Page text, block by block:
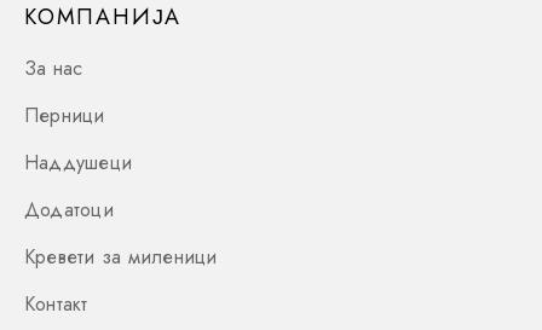
КОМПАНИЈА
За нас
Перници
Наддушеци
Додатоци
Кревети за миленици
Контакт